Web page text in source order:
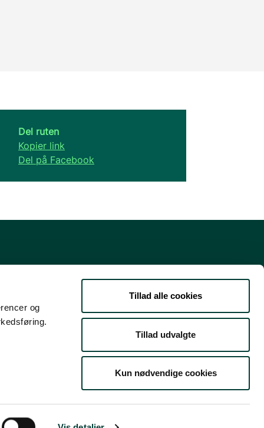
og
Tillad alle cookies
Tillad udvalgte
Kun nødvendige cookies
Del ruten
Kopier link
Del på Facebook
Støttet af Nordea-fonden